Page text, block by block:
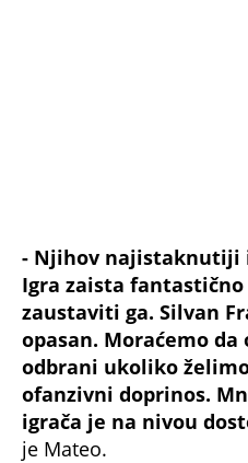
- Njihov najistaknutiji
Igra zaista
zaustaviti ga. Silvan
opasan. Moraćemo
odbrani ukoliko
ofanzivni doprinos.
igrača je na nivou
je Mateo.